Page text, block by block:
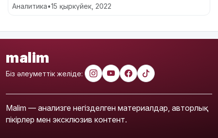
Аналитика•15 қыркүйек, 2022
malim
Біз әлеуметтік желіде:
Malim — анализге негізделген материалдар, авторлық
пікірлер мен эксклюзив контент.